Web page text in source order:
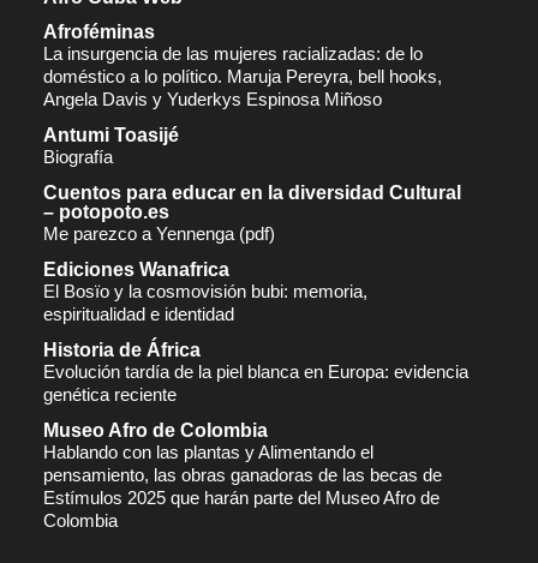
Afroféminas
La insurgencia de las mujeres racializadas: de lo
doméstico a lo político. Maruja Pereyra, bell hooks,
Angela Davis y Yuderkys Espinosa Miñoso
Antumi Toasijé
Biografía
Cuentos para educar en la diversidad Cultural
– potopoto.es
Me parezco a Yennenga (pdf)
Ediciones Wanafrica
El Bosïo y la cosmovisión bubi: memoria,
espiritualidad e identidad
Historia de África
Evolución tardía de la piel blanca en Europa: evidencia
genética reciente
Museo Afro de Colombia
Hablando con las plantas y Alimentando el
pensamiento, las obras ganadoras de las becas de
Estímulos 2025 que harán parte del Museo Afro de
Colombia